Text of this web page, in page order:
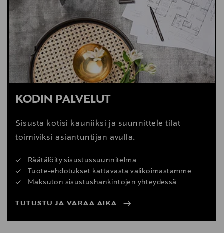
KODIN PALVELUT
Sisusta kotisi kauniiksi ja suunnittele tilat
toimiviksi asiantuntijan avulla.
Räätälöity sisustussuunnitelma
Tuote-ehdotukset kattavasta valikoimastamme
Maksuton sisustushankintojen yhteydessä
TUTUSTU JA VARAA AIKA